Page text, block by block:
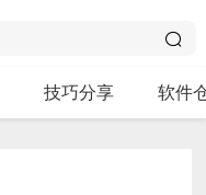
技巧分享 软件